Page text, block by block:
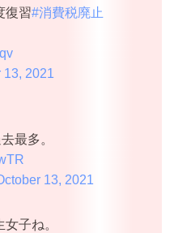
復習#消費税廃止
13, 2021
最多。
13, 2021
子ね。